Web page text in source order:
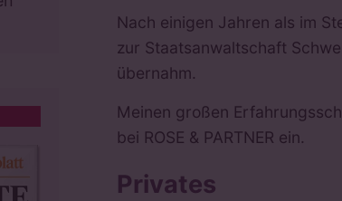
Nach einigen Jahren als im
zur Staatsanwaltschaft
übernahm.
Meinen großen
bei ROSE & PARTNER ein.
Privates